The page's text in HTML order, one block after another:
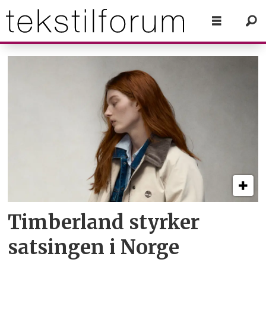
timberland
Timberland styrker
satsingen i Norge